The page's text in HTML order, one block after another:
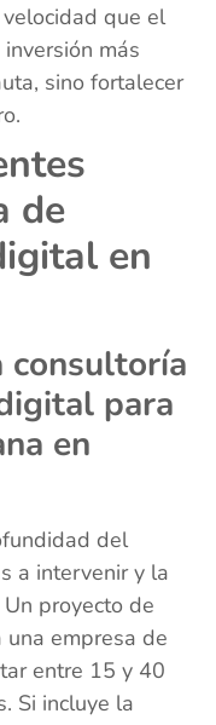
que el
más
sino fortalecer
de
en
consultoría
para
en
del
a intervenir y la
proyecto de
empresa de
entre 15 y 40
Si incluye la